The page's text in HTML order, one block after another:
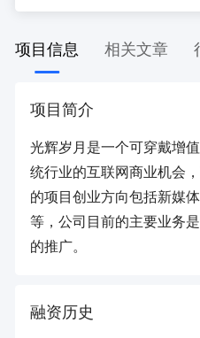
项目信息 相关文章
项目简介
光辉岁月是一个可穿戴增
统行业的互联网商业机会
的项目创业方向包括新媒
等，公司目前的主要业务
的推广。
融资历史